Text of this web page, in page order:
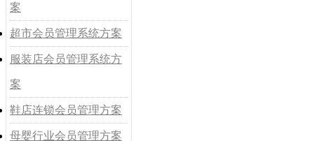
案
超市会员管理系统方案
服装店会员管理系统方
案
鞋店连锁会员管理方案
母婴行业会员管理方案